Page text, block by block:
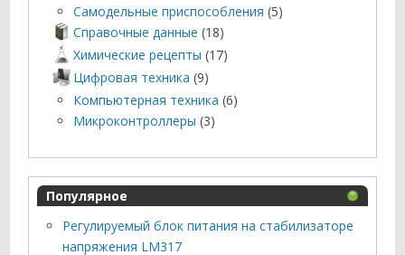
Самодельные приспособления (5)
Справочные данные (18)
Химические рецепты (17)
Цифровая техника (9)
Компьютерная техника (6)
Микроконтроллеры (3)
Популярное
Регулируемый блок питания на стабилизаторе
напряжения LM317